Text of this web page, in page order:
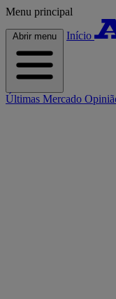
Menu principal
Abrir menu Início
Últimas Mercado